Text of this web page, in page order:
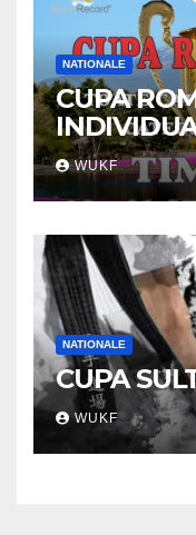
NATIONALE
CUPA
WUKF
NATIONALE
CUPA
WUKF